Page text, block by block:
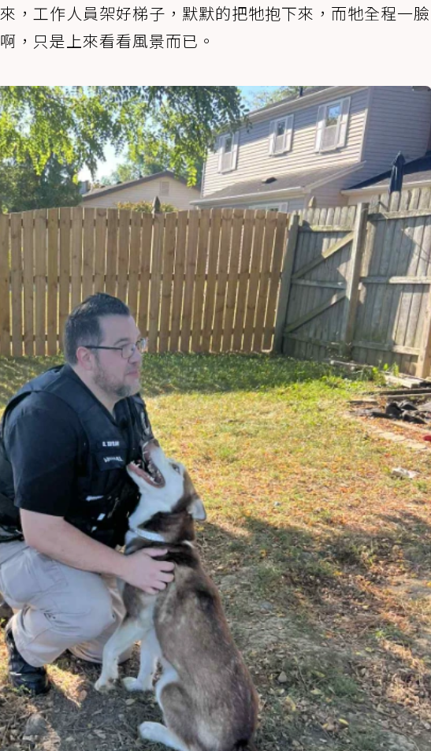
，工作人員架好梯子，默默的把牠抱下來，而牠全程一臉
，只是上來看看風景而已。